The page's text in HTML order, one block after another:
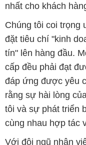
cấp đều phải đạt
đáp ứng được yêu
rằng sự hài lòng
tôi và sự phát triển
cùng nhau hợp tác
Với đội ngũ nhân
nghiệm và tận tâm,
đa dạng các nhu
ngành nghề và lĩnh
khách hàng có thể